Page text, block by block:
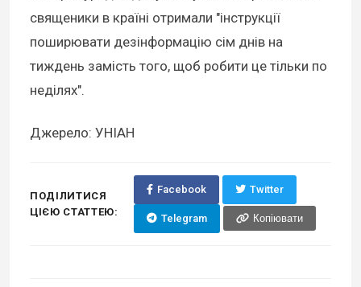
священики в країні отримали "інструкції
поширювати дезінформацію сім днів на
тиждень замість того, щоб робити це тільки по
неділях".
Джерело: УНІАН
ПОДІЛИТИСЯ
ЦІЄЮ СТАТТЕЮ:
Facebook Twitter
Telegram Копіювати